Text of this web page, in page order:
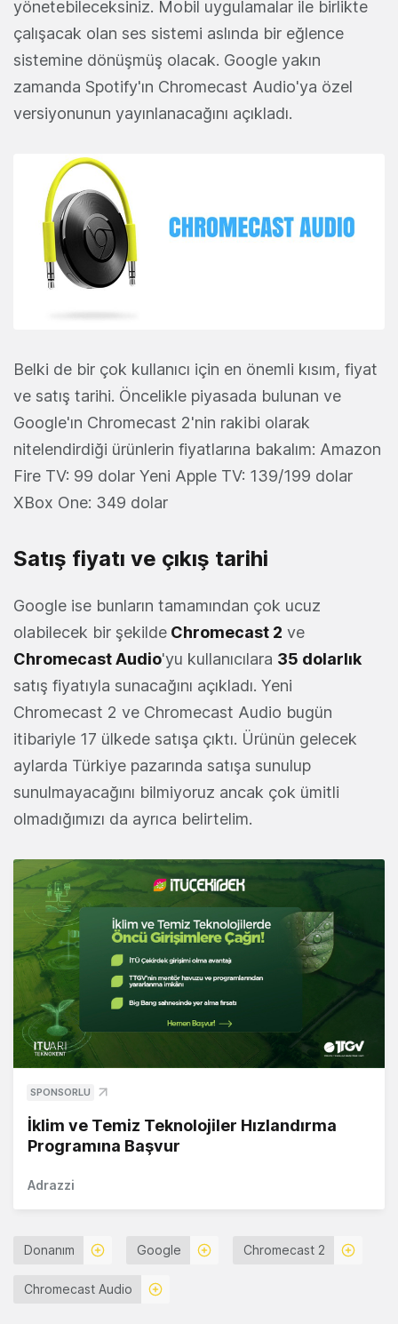
yönetebileceksiniz. Mobil uygulamalar ile birlikte
çalışacak olan ses sistemi aslında bir eğlence
sistemine dönüşmüş olacak. Google yakın
zamanda Spotify'ın Chromecast Audio'ya özel
versiyonunun yayınlanacağını açıkladı.
Belki de bir çok kullanıcı için en önemli kısım, fiyat
ve satış tarihi. Öncelikle piyasada bulunan ve
Google'ın Chromecast 2'nin rakibi olarak
nitelendirdiği ürünlerin fiyatlarına bakalım: Amazon
Fire TV: 99 dolar Yeni Apple TV: 139/199 dolar
XBox One: 349 dolar
Satış fiyatı ve çıkış tarihi
Google ise bunların tamamından çok ucuz
olabilecek bir şekilde Chromecast 2 ve
Chromecast Audio'yu kullanıcılara 35 dolarlık
satış fiyatıyla sunacağını açıkladı. Yeni
Chromecast 2 ve Chromecast Audio bugün
itibariyle 17 ülkede satışa çıktı. Ürünün gelecek
aylarda Türkiye pazarında satışa sunulup
sunulmayacağını bilmiyoruz ancak çok ümitli
olmadığımızı da ayrıca belirtelim.
SPONSORLU
İklim ve Temiz Teknolojiler Hızlandırma
Programına Başvur
Adrazzi
Donanım Google Chromecast 2
Chromecast Audio